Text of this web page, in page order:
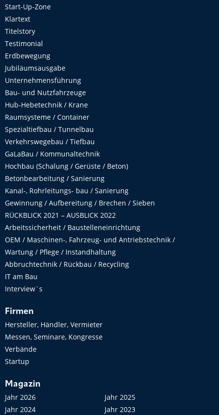
Start-Up-Zone
Klartext
Titelstory
Testimonial
Erdbewegung
Jubiläumsausgabe
Unternehmensführung
Bau- und Nutzfahrzeuge
Hub-Hebetechnik / Krane
Raumsysteme / Container
Spezialtiefbau / Tunnelbau
Verkehrswegebau / Tiefbau
GaLaBau / Kommunaltechnik
Hochbau (Schalung / Gerüste / Beton)
Betonbearbeitung / Sanierung
Kanal-, Rohrleitungs- bau / Sanierung
Gewinnung / Aufbereitung / Brechen / Sieben
RÜCKBLICK 2021 – AUSBLICK 2022
Arbeitssicherheit / Baustelleneinrichtung
OEM / Maschinen-, Fahrzeug- und Antriebstechnik /
Wartung / Pflege / Instandhaltung
Abbruchtechnik / Rückbau / Recycling
IT am Bau
Interview´s
Firmen
Hersteller, Händler, Vermieter
Messen, Seminare, Kongresse
Verbände
Startup
Magazin
Jahr 2026
Jahr 2025
Jahr 2024
Jahr 2023